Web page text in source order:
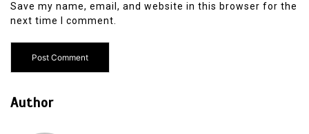
Save my name, email, and website in this browser for the
next time I comment.
Author